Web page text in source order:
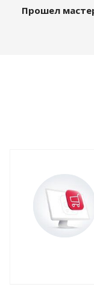
Прошел